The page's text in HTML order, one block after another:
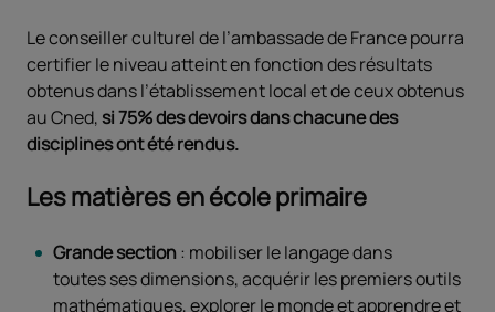
Le conseiller culturel de l’ambassade de France pourra
certifier le niveau atteint en fonction des résultats
obtenus dans l’établissement local et de ceux obtenus
au Cned,si 75% des devoirs dans chacune des
disciplines ont été rendus.
Les matières en école primaire
Grande section: mobiliser le langage dans
toutes ses dimensions, acquérir les premiers outils
mathématiques, explorer le monde et apprendre et